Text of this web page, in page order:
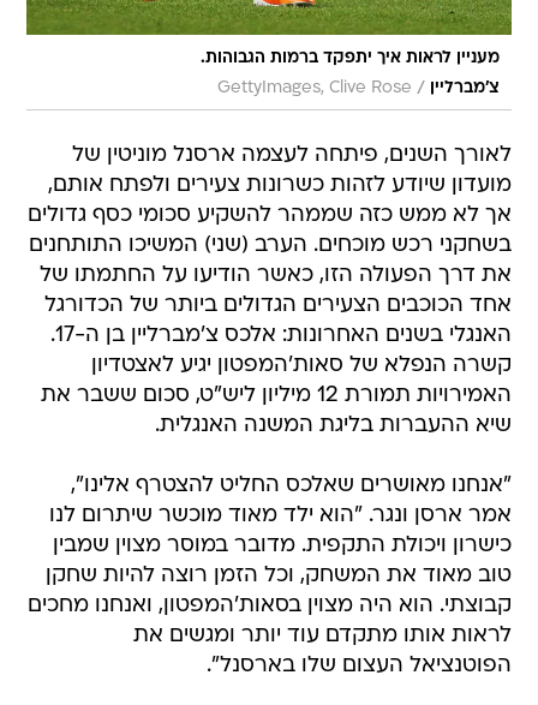
מעניין לראות איך יתפקד ברמות הגבוהות.
צ'מברליין
/
GettyImages, Clive Rose
לאורך השנים, פיתחה לעצמה ארסנל מוניטין של
מועדון שיודע לזהות כשרונות צעירים ולפתח אותם,
אך לא ממש כזה שממהר להשקיע סכומי כסף גדולים
בשחקני רכש מוכחים. הערב (שני) המשיכו התותחנים
את דרך הפעולה הזו, כאשר הודיעו על החתמתו של
אחד הכוכבים הצעירים הגדולים ביותר של הכדורגל
האנגלי בשנים האחרונות: אלכס צ'מברליין בן ה-17.
קשרה הנפלא של סאות'המפטון יגיע לאצטדיון
האמירויות תמורת 12 מיליון ליש"ט, סכום ששבר את
שיא ההעברות בליגת המשנה האנגלית.
"אנחנו מאושרים שאלכס החליט להצטרף אלינו",
אמר ארסן ונגר. "הוא ילד מאוד מוכשר שיתרום לנו
כישרון ויכולת התקפית. מדובר במוסר מצוין שמבין
טוב מאוד את המשחק, וכל הזמן רוצה להיות שחקן
קבוצתי. הוא היה מצוין בסאות'המפטון, ואנחנו מחכים
לראות אותו מתקדם עוד יותר ומגשים את
הפוטנציאל העצום שלו בארסנל".